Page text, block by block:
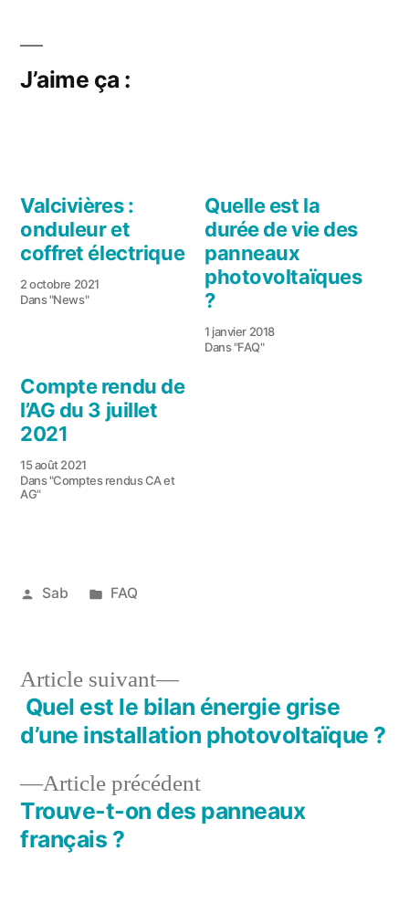
J’aime ça :
Valcivières :
onduleur et
coffret électrique
2 octobre 2021
Dans "News"
Quelle est la
durée de vie des
panneaux
photovoltaïques
?
1 janvier 2018
Dans "FAQ"
Compte rendu de
l’AG du 3 juillet
2021
15 août 2021
Dans "Comptes rendus CA et
AG"
Publié
Sab
2018
Publié
FAQ
Navigation
l’article
Article précédentArticle
précédent :
Trouve-t-on des panneaux
français ?
Article suivant
Article
suivant :
Quel est le bilan énergie grise
d’une installation photovoltaïque ?